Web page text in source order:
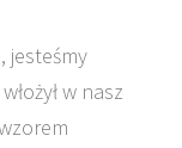
jesteśmy
w nasz